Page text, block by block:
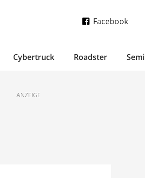
Facebook
Cybertruck Roadster Semi
ANZEIGE